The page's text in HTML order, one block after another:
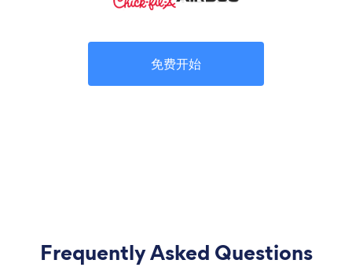
免费开始
Frequently Asked Questions